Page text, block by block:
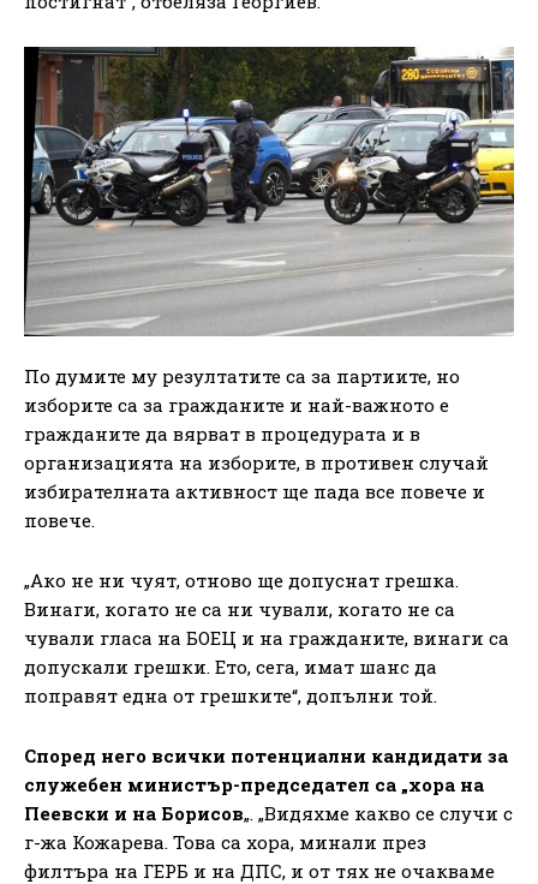
По думите му резултатите са за партиите, но
изборите са за гражданите и най-важното е
гражданите да вярват в процедурата и в
организацията на изборите, в противен случай
избирателната активност ще пада все повече и
повече.
„Ако не ни чуят, отново ще допуснат грешка.
Винаги, когато не са ни чували, когато не са
чували гласа на БОЕЦ и на гражданите, винаги са
допускали грешки. Ето, сега, имат шанс да
поправят една от грешките“, допълни той.
Според него всички потенциални кандидати за
служебен министър-председател са „хора на
Пеевски и на Борисов„. „Видяхме какво се случи с
г-жа Кожарева. Това са хора, минали през
филтъра на ГЕРБ и на ДПС, и от тях не очакваме